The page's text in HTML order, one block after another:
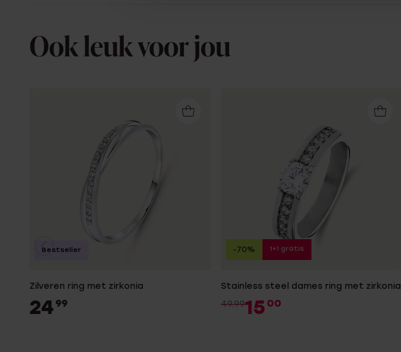
Ook leuk voor jou
Zilveren ring met zirkonia
24 99
Bestseller
Stainless steel dames ring met zirkonia
49.9915 00
-70% 1+1 gratis